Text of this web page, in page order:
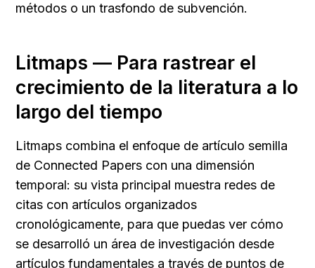
métodos o un trasfondo de subvención.
Litmaps — Para rastrear el
crecimiento de la literatura a lo
largo del tiempo
Litmaps combina el enfoque de artículo semilla
de Connected Papers con una dimensión
temporal: su vista principal muestra redes de
citas con artículos organizados
cronológicamente, para que puedas ver cómo
se desarrolló un área de investigación desde
artículos fundamentales a través de puntos de